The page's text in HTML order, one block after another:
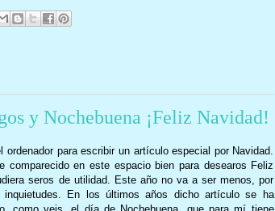
y Nochebuena ¡Feliz Navidad!
para escribir un artículo especial por Navidad.
en este espacio bien para desearos Feliz
seros de utilidad. Este año no va a ser menos, por
En los últimos años dicho artículo se ha